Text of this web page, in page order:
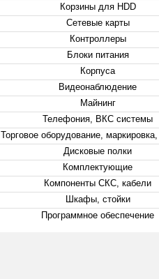
Корзины для HDD
Сетевые карты
Контроллеры
Блоки питания
Корпуса
Видеонаблюдение
Майнинг
Телефония, ВКС системы
Торговое оборудование,
Дисковые полки
Комплектующие
Компоненты СКС, кабели
Шкафы, стойки
Программное обеспечение